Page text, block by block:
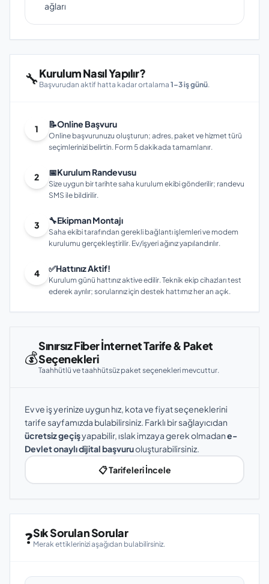
ağları
🔧Kurulum Nasıl Yapılır?
Başvurudan aktif hatta kadar ortalama 1–3 iş günü.
1 📝Online Başvuru
Online başvurunuzu oluşturun; adres, paket ve hizmet türü
seçimlerinizi belirtin. Form 5 dakikada tamamlanır.
2 📅Kurulum Randevusu
Size uygun bir tarihte saha kurulum ekibi gönderilir; randevu
SMS ile bildirilir.
3 🔧Ekipman Montajı
Saha ekibi tarafından gerekli bağlantı işlemleri ve modem
kurulumu gerçekleştirilir. Ev/işyeri ağınız yapılandırılır.
4 ✅Hattınız Aktif!
Kurulum günü hattınız aktive edilir. Teknik ekip cihazları test
ederek ayrılır; sorularınız için destek hattımız her an açık.
💰
Sınırsız Fiber İnternet Tarife & Paket
Seçenekleri
Taahhütlü ve taahhütsüz paket seçenekleri mevcuttur.
Ev ve iş yerinize uygun hız, kota ve fiyat seçeneklerini
tarife sayfamızda bulabilirsiniz. Farklı bir sağlayıcıdan
ücretsiz geçişyapabilir, ıslak imzaya gerek olmadane-
Devlet onaylı dijital başvuruoluşturabilirsiniz.
📋 Tarifeleri İncele
❓Sık Sorulan Sorular
Merak ettiklerinizi aşağıdan bulabilirsiniz.